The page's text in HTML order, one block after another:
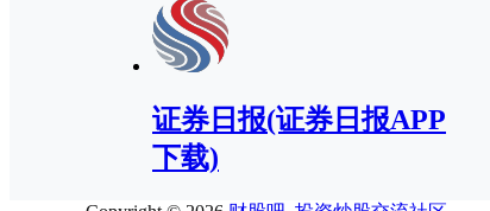
证券日报(证券日报APP
下载)